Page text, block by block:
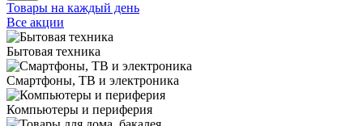
Товары на каждый день
Все акции
Бытовая техника
Смартфоны, ТВ и электроника
Компьютеры и периферия